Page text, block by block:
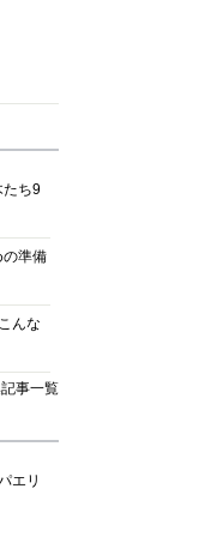
たち9
の準備
んな
事一覧
エリ